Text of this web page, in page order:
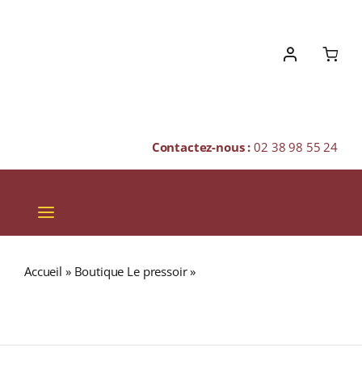
Contactez-nous :02 38 98 55 24
Toggle
Navigation
Accueil » Boutique Le pressoir»